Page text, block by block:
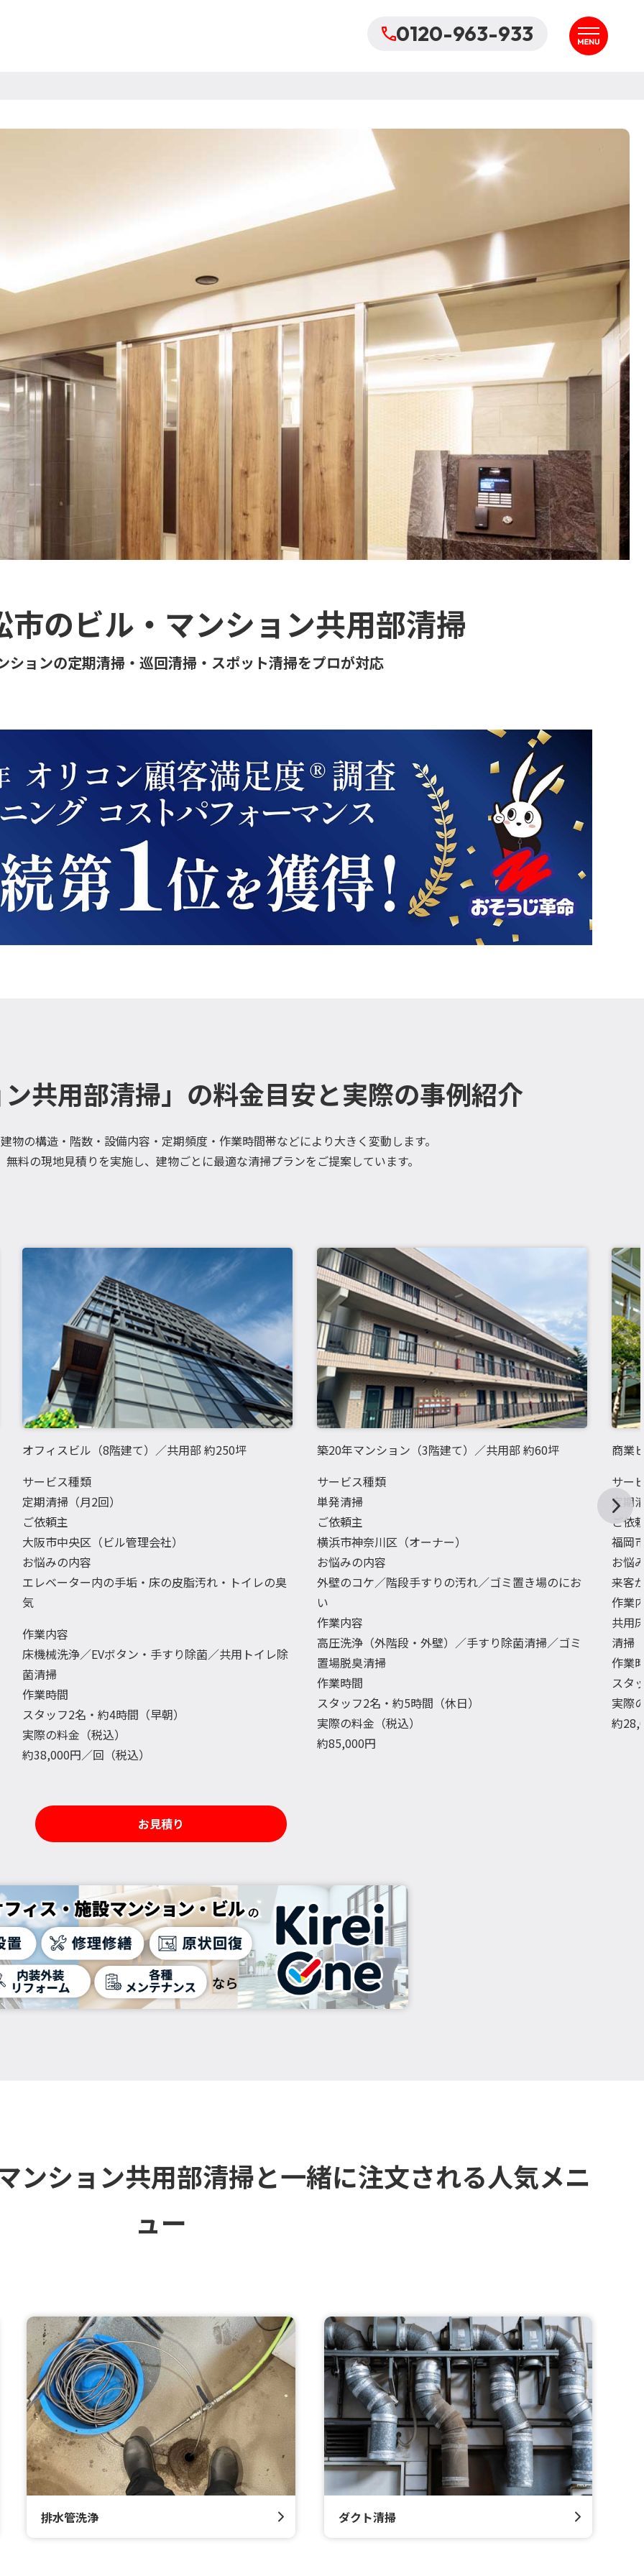
0120-963-933
市のビル・マンション共用部清掃
ションの定期清掃・巡回清掃・スポット清掃をプロが対応
共用部清掃」の料金目安と実際の事例紹介
物の構造・階数・設備内容・定期頻度・作業時間帯などにより大きく変動します。
料の現地見積りを実施し、建物ごとに最適な清掃プランをご提案しています。
オフィスビル（8階建て）／共用部 約250坪
サービス種類
定期清掃（月2回）
ご依頼主
大阪市中央区（ビル管理会社）
お悩みの内容
エレベーター内の手垢・床の皮脂汚れ・トイレの臭
気
作業内容
床機械洗浄／EVボタン・手すり除菌／共用トイレ除
菌清掃
作業時間
スタッフ2名・約4時間（早朝）
実際の料金（税込）
約38,000円／回（税込）
築20年マンション（3階建て）／共用部 約60坪
サービス種類
単発清掃
ご依頼主
横浜市神奈川区（オーナー）
お悩みの内容
外壁のコケ／階段手すりの汚れ／ゴミ置き場のにお
い
作業内容
高圧洗浄（外階段・外壁）／手すり除菌清掃／ゴミ
置場脱臭清掃
作業時間
スタッフ2名・約5時間（休日）
実際の料金（税込）
約85,000円
商業
サー
定期
ご依
福岡
お悩
来客
作業
共用
清掃
作業
スタ
実際
約
お見積り
ンション共用部清掃と一緒に注文される人気メニ
ュー
排水管洗浄 ダクト清掃